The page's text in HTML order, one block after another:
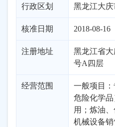
行政区划 黑龙江大
核准日期 2018-08-16
注册地址
黑龙江省
号A四层
经营范围
一般项目
危险化学
用；炼油
机械设备